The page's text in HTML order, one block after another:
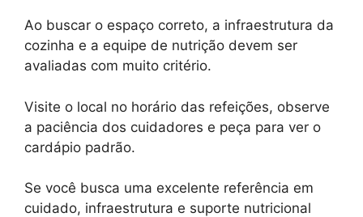
Ao buscar o espaço correto, a infraestrutura da
cozinha e a equipe de nutrição devem ser
avaliadas com muito critério.
Visite o local no horário das refeições, observe
a paciência dos cuidadores e peça para ver o
cardápio padrão.
Se você busca uma excelente referência em
cuidado, infraestrutura e suporte nutricional